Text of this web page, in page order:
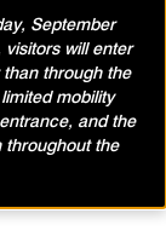
September
visitors will enter
through the
mobility
and the
throughout the